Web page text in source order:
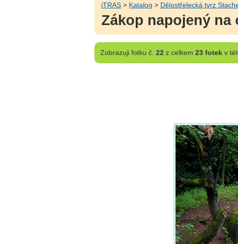
iTRAS > Katalog > Dělostřelecká tvrz
Zákop napojený na
Zobrazujifotku č. 22 z celkem 23 fotekv